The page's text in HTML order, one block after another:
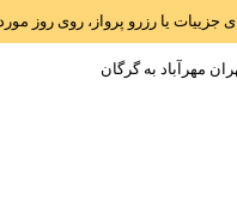
جزییات یا رزرو پرواز، روی
مهرآباد به گرگان